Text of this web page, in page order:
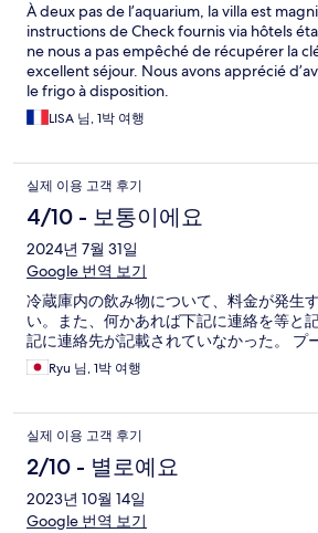
À deux pas de l’aquarium, la villa est
instructions de Check fournis via hôtels
ne nous a pas empêché de récupérer la
excellent séjour. Nous avons apprécié
le frigo à disposition.
LISA 님, 1박 여행
실제 이용 고객 후기
4/10 - 보통이에요
2024년 7월 31일
Google 번역 보기
冷蔵庫内の飲み物について、料金が発生
い。また、何かあれば下記に連絡を等と
記に連絡先が記載されていなかった。 プ
Ryu 님, 1박 여행
실제 이용 고객 후기
2/10 - 별로예요
2023년 10월 14일
Google 번역 보기